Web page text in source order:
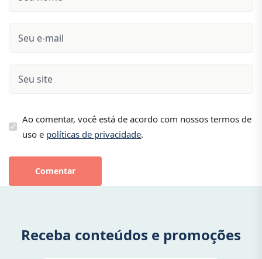
Ao comentar, você está de acordo com nossos termos de
uso e políticas de privacidade.
Comentar
Receba conteúdos e promoções